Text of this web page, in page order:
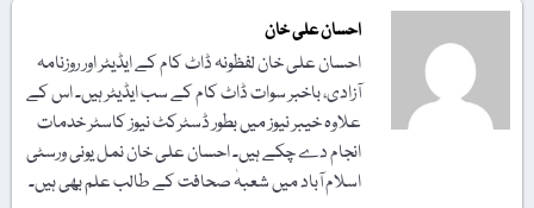
احسان علی خان
احسان علی خان لفظونہ ڈاٹ کام کے ایڈیٹر اور روزنامہ
آزادی، باخبر سوات ڈاٹ کام کے سب ایڈیٹر ہیں۔ اس کے
علاوہ خیبر نیوز میں بطور ڈسٹرکٹ نیوز کاسٹر خدمات
انجام دے چکے ہیں۔ احسان علی خان نمل یونی ورسٹی
اسلام آباد میں شعبہٰ صحافت کے طالب علم بھی ہیں۔